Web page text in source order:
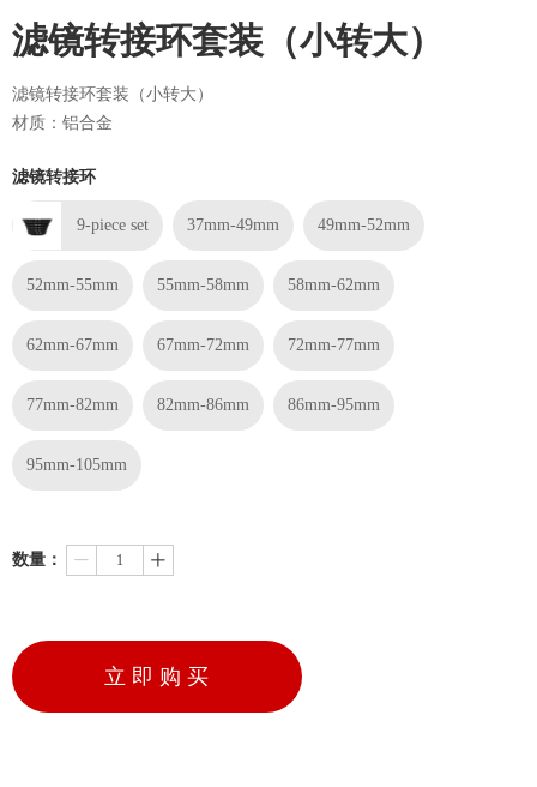
滤镜转接环套装（小转大）
滤镜转接环套装（小转大）
材质：铝合金
滤镜转接环
9-piece set 37mm-49mm 49mm-52mm
52mm-55mm 55mm-58mm 58mm-62mm
62mm-67mm 67mm-72mm 72mm-77mm
77mm-82mm 82mm-86mm 86mm-95mm
95mm-105mm
数量： ꄷ ꄸ
立 即 购 买